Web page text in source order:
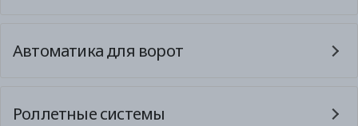
Автоматика для ворот
Роллетные системы